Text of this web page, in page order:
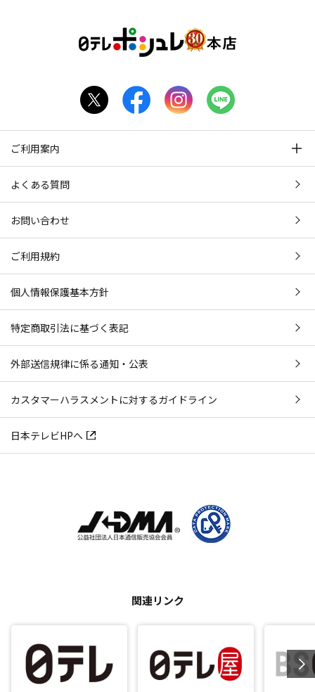
ご利用案内
よくある質問
お問い合わせ
ご利用規約
個人情報保護基本方針
特定商取引法に基づく表記
外部送信規律に係る通知・公表
カスタマーハラスメントに対するガイドライン
日本テレビHPへ
関連リンク